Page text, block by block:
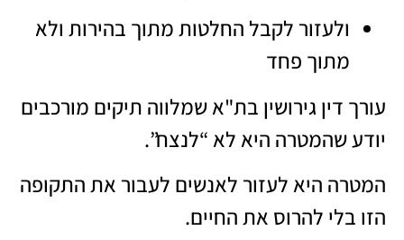
ולעזור לקבל החלטות מתוך בהירות ולא
מתוך פחד
עורך דין גירושין בת"א שמלווה תיקים מורכבים
יודע שהמטרה היא לא “לנצח”.
המטרה היא לעזור לאנשים לעבור את התקופה
הזו בלי להרוס את החיים.